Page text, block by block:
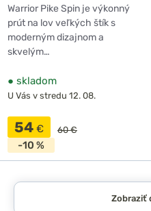
Warrior Pike Spin je výkonný
prút na lov veľkých štík s
moderným dizajnom a
skvelým…
● skladom
U Vás v stredu 12. 08.
54 € 60 €
-10 %
Zobraziť